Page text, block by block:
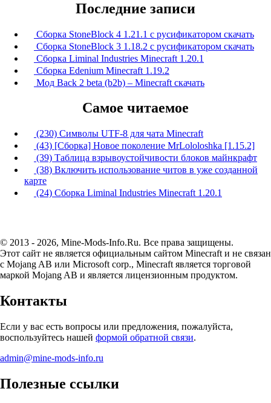
Последние записи
Сборка StoneBlock 4 1.21.1 с русификатором скачать
Сборка StoneBlock 3 1.18.2 с русификатором скачать
Сборка Liminal Industries Minecraft 1.20.1
Сборка Edenium Minecraft 1.19.2
Мод Back 2 beta (b2b) – Minecraft скачать
Самое читаемое
(230) Символы UTF-8 для чата Minecraft
(43) [Сборка] Новое поколение MrLololoshka [1.15.2]
(39) Таблица взрывоустойчивости блоков майнкрафт
(38) Включить использование читов в уже созданной
карте
(24) Сборка Liminal Industries Minecraft 1.20.1
© 2013 - 2026, Mine-Mods-Info.Ru. Все права защищены.
Этот сайт не является официальным сайтом Minecraft и не связан
с Mojang AB или Microsoft corp., Minecraft является торговой
маркой Mojang AB и является лицензионным продуктом.
Контакты
Если у вас есть вопросы или предложения, пожалуйста,
воспользуйтесь нашей формой обратной связи.
admin@mine-mods-info.ru
Полезные ссылки